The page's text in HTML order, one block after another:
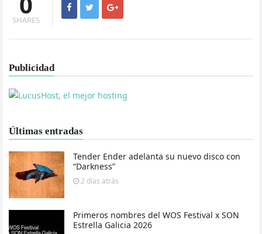
SHARES
Publicidad
Últimas entradas
Tender Ender adelanta su nuevo disco con
“Darkness”
2 días atrás
Primeros nombres del WOS Festival x SON
Estrella Galicia 2026